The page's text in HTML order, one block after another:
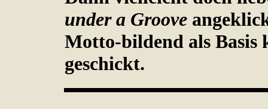
under a Groove
Motto-bildend als Basis
geschickt.